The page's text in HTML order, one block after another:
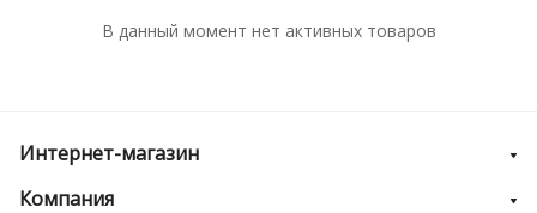
В данный момент нет активных товаров
Интернет-магазин
Компания